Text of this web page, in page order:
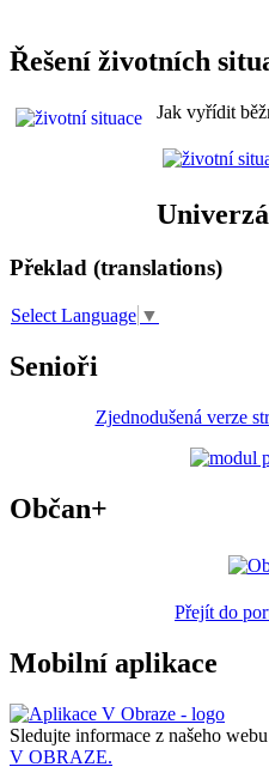
Řešení životních
Jak vyřídit
Překlad (translations)
Select Language ▼
Senioři
Zjednodušená verze
Občan+
Přejít do
Mobilní aplikace
Sledujte informace z našeho
V OBRAZE.